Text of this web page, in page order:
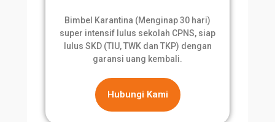
Bimbel Karantina (Menginap 30 hari)
super intensif lulus sekolah CPNS, siap
lulus SKD (TIU, TWK dan TKP) dengan
garansi uang kembali.
Hubungi Kami